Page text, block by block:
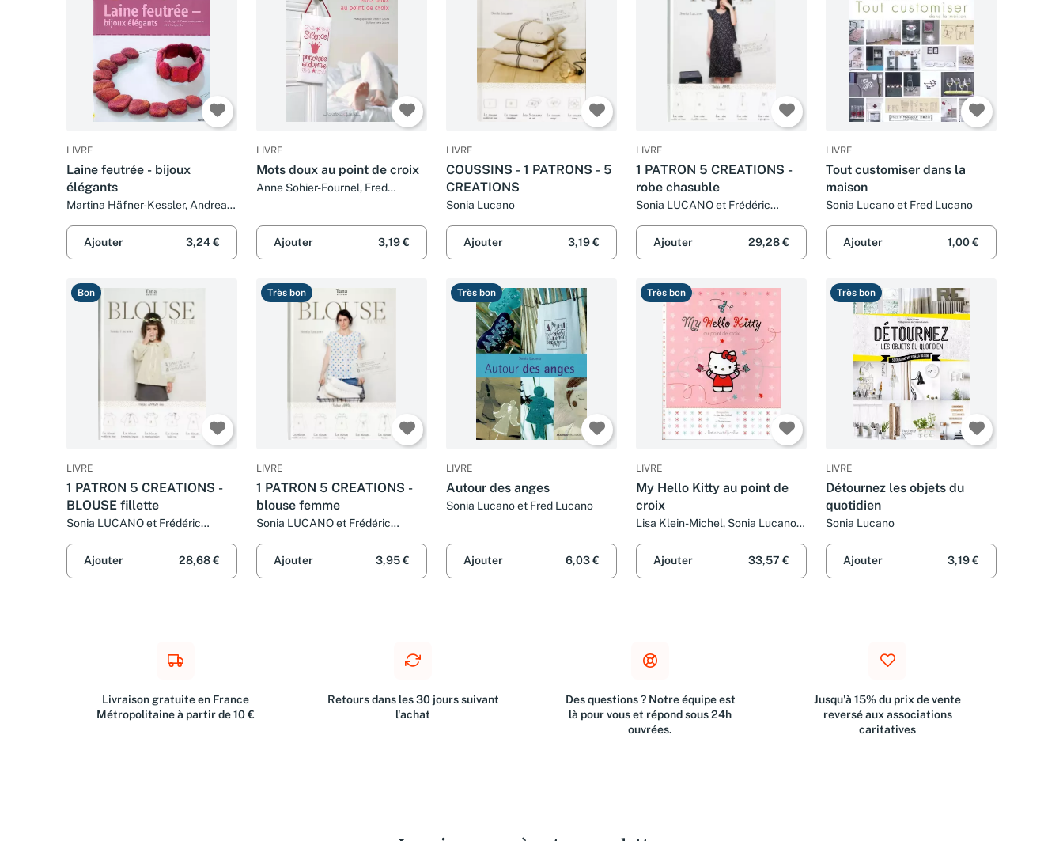
LIVRE
Laine feutrée - bijoux
élégants
Martina Häfner-Kessler, Andrea
Ajouter
3,24 €
LIVRE
Mots doux au point de croix
Anne Sohier-Fournel, Fred
Ajouter 3,19 €
LIVRE
COUSSINS - 1 PATRONS - 5
CREATIONS
Sonia Lucano
Ajouter 3,19 €
LIVRE
1 PATRON 5 CREATIONS -
robe chasuble
Sonia LUCANO et Frédéric
Ajouter
29,28 €
LIVRE
Tout customiser dans la
maison
Sonia Lucano et Fred Lucano
Ajouter 1,00 €
Bon
LIVRE
1 PATRON 5 CREATIONS -
BLOUSE fillette
Sonia LUCANO et Frédéric
Ajouter
28,68 €
Très bon
LIVRE
1 PATRON 5 CREATIONS -
blouse femme
Sonia LUCANO et Frédéric
Ajouter
3,95 €
Très bon
LIVRE
Autour des anges
Sonia Lucano et Fred Lucano
Ajouter 6,03 €
Très bon
LIVRE
My Hello Kitty au point de
croix
Lisa Klein-Michel, Sonia Lucano
Ajouter
33,57 €
Très bon
LIVRE
Détournez les objets du
quotidien
Sonia Lucano
Ajouter 3,19 €
Livraison gratuite en France
Métropolitaine à partir de 10 €
Retours dans les 30 jours suivant
l'achat
Des questions ? Notre équipe est
là pour vous et répond sous 24h
ouvrées.
Jusqu'à 15% du prix de vente
reversé aux associations
caritatives